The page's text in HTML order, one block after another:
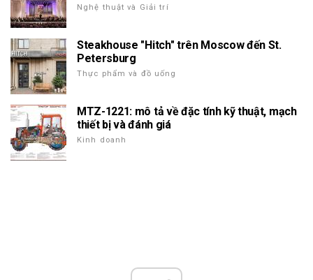
Nghệ thuật và Giải trí
Steakhouse "Hitch" trên Moscow đến St.
Petersburg
Thực phẩm và đồ uống
MTZ-1221: mô tả về đặc tính kỹ thuật, mạch
thiết bị và đánh giá
Kinh doanh